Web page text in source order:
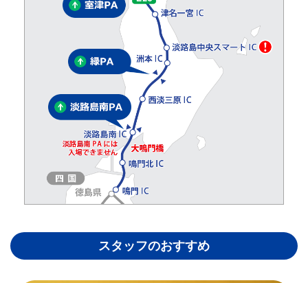
スタッフのおすすめ